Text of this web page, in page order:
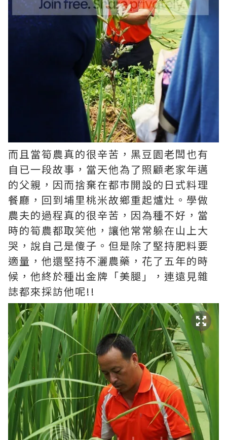
而且當筍農真的很辛苦，黑豆園老闆也有
自已一段故事，當天他為了照顧老家年邁
的父親，因而捨棄在都市開設的日式料理
餐廳，回到埔里桃米故鄉重起爐灶。學做
農夫的過程真的很辛苦，因為種不好，當
時的筍農都取笑他，讓他常常躲在山上大
哭，說自己是傻子。但是除了堅持肥料要
適量，他還堅持不灑農藥，花了五年的時
候，他終於種出金牌「美腿」，連遠見雜
誌都來採訪他呢!!